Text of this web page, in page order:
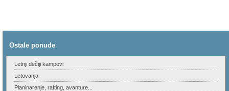
Ostale ponude
Letnji dečiji kampovi
Letovanja
Planinarenje, rafting, avanture...